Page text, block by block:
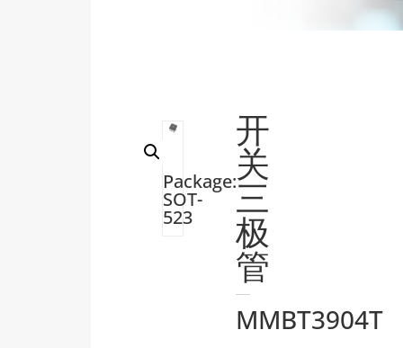
Package:
SOT-
523
开
关
三
极
管
MMBT3904T